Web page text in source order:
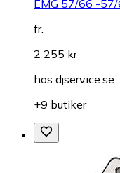
EMG 57/66 -
fr.
2 255 kr
hos djservice.se
+9 butiker